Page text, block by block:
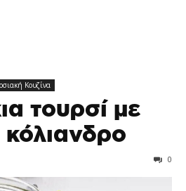
Κουζίνα
τουρσί με
0